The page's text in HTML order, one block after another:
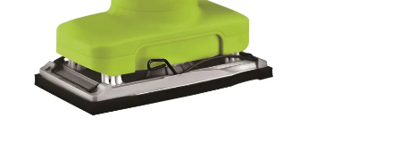
Tecnología
Deportes